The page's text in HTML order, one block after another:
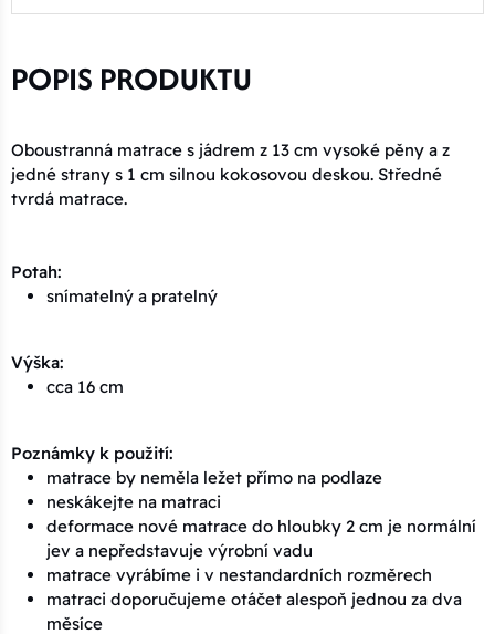
POPIS PRODUKTU
Oboustranná matrace s jádrem z 13 cm vysoké pěny a z
jedné strany s 1 cm silnou kokosovou deskou. Středné
tvrdá matrace.
Potah:
snímatelný a pratelný
Výška:
cca 16 cm
Poznámky k použití:
matrace by neměla ležet přímo na podlaze
neskákejte na matraci
deformace nové matrace do hloubky 2 cm je normální
jev a nepředstavuje výrobní vadu
matrace vyrábíme i v nestandardních rozměrech
matraci doporučujeme otáčet alespoň jednou za dva
měsíce